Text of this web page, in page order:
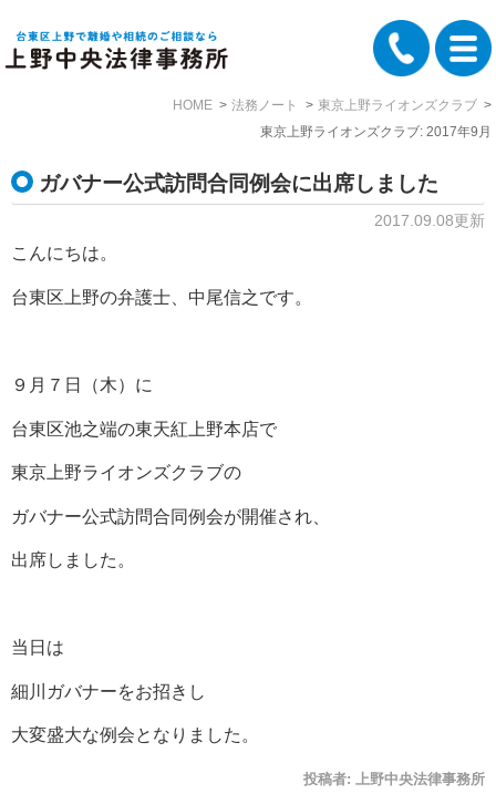
HOME 法務ノート
東京上野ライオンズクラブ
東京上野ライオンズクラブ: 2017年9月
ガバナー公式訪問合同例会に出席しました
2017.09.08更新
こんにちは。
台東区上野の弁護士、中尾信之です。
９月７日（木）に
台東区池之端の東天紅上野本店で
東京上野ライオンズクラブの
ガバナー公式訪問合同例会が開催され、
出席しました。
当日は
細川ガバナーをお招きし
大変盛大な例会となりました。
投稿者: 上野中央法律事務所